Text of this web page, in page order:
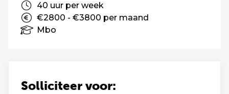
Solliciteer voor:
40 uur per week
€2800 - €3800 per maand
Mbo